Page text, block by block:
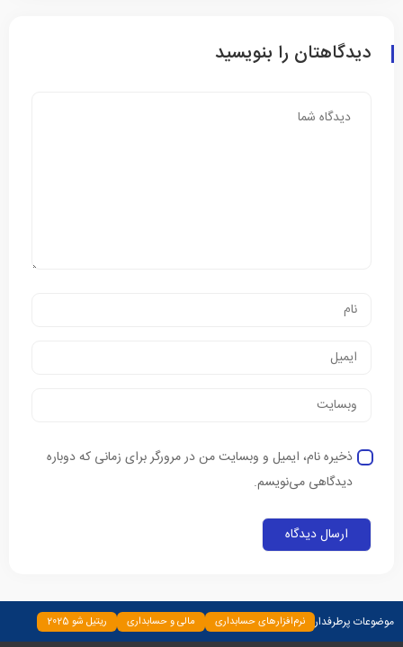
دیدگاهتان را بنویسید
ذخیره نام، ایمیل و وبسایت من در مرورگر برای زمانی که دوباره
دیدگاهی می‌نویسم.
موضوعات پرطرفدار نرم‌افزارهای حسابداری مالی و حسابداری
ریتیل شو 2025
دسته‌بندی نشده
چپ چین بیمه و بانک اخبار ابزارها